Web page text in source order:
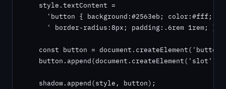
    style.textContent =
'button { background:#2563eb; color:#fff;
      ' border-radius:8px; padding:.6rem 1rem; }';
const button =
    button.append(document.createElement('slot'));
    shadow.append(style, button);